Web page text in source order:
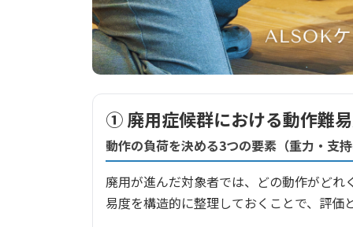
① 廃用症候群における動作難
動作の負荷を決める3つの要素（重力・支
廃用が進んだ対象者では、どの動作がど
易度を構造的に整理しておくことで、評